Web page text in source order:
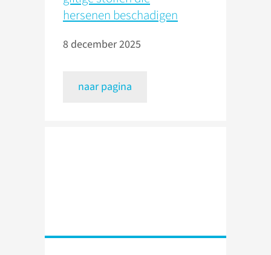
hersenen beschadigen
8 december 2025
naar pagina